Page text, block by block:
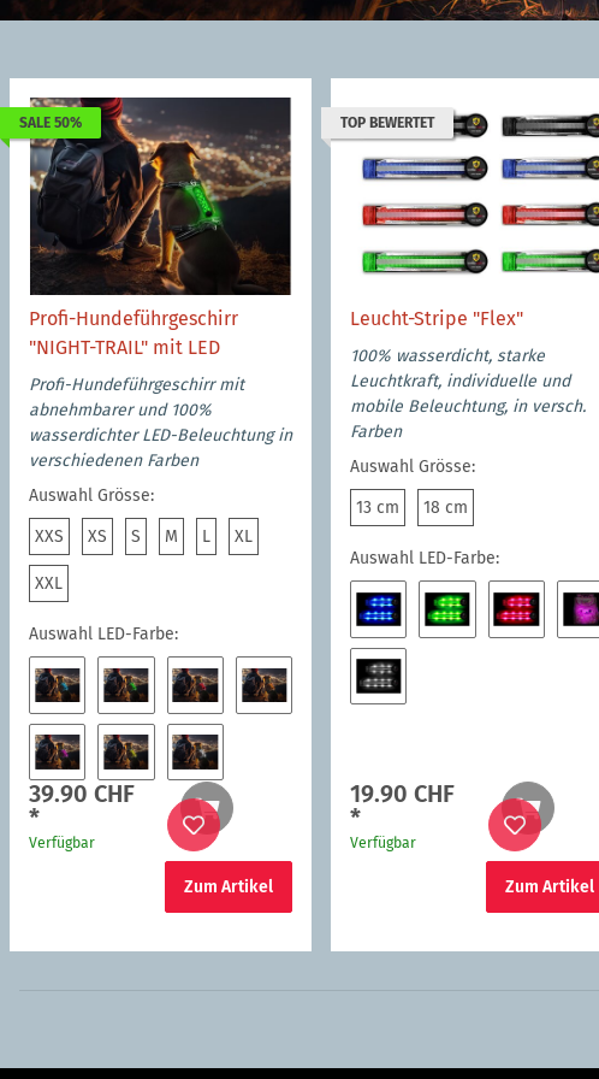
SALE 50%
Profi-Hundeführgeschirr
"NIGHT-TRAIL" mit LED
Profi-Hundeführgeschirr mit
abnehmbarer und 100%
wasserdichter LED-Beleuchtung in
verschiedenen Farben
Auswahl Grösse:
XXS XXSXS S M LL XLXL
XXLXXL
Auswahl LED-Farbe:
LED-"Beauty" Blau
LED-"Beauty" Grün
LED-"Beauty" Rot
LED-"Beauty" Pink
LED-"Beauty" GelbLED-"Beauty" Weiss
39.90 CHF
*
Verfügbar
Zum Artikel
TOP BEWERTET
Leucht-Stripe "Flex"
100% wasserdicht, starke
Leuchtkraft, individuelle und
mobile Beleuchtung, in versch.
Farben
Auswahl Grösse:
13 cm 13 cm18 cm
Auswahl LED-Farbe:
Blau
19.90 CHF
*
Verfügbar
Zum Artikel